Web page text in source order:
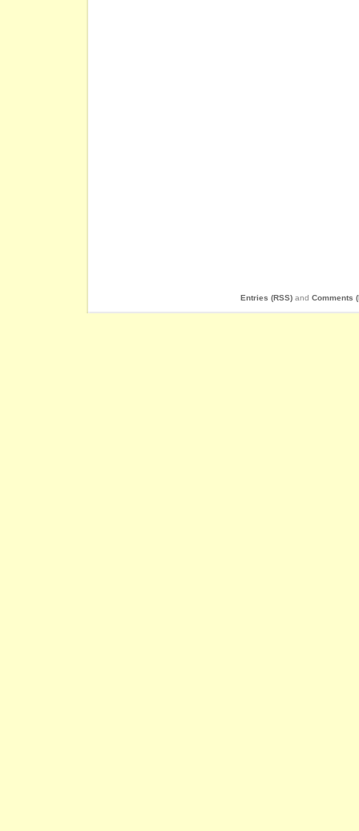
Entries (RSS) and Comments